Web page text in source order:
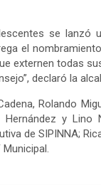
se lanzó
el
externen todas
declaró la
Rolando
y Lino
de SIPINNA;